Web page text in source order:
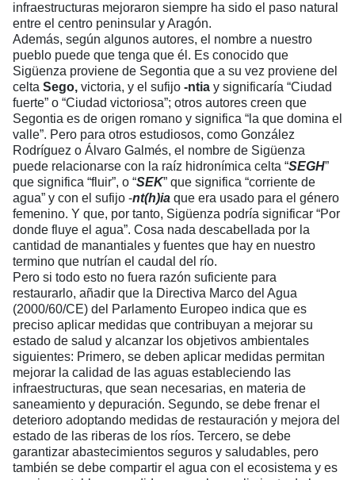
infraestructuras mejoraron siempre ha sido el paso natural
entre el centro peninsular y Aragón.
Además, según algunos autores, el nombre a nuestro
pueblo puede que tenga que él. Es conocido que
Sigüenza proviene de Segontia que a su vez proviene del
celta Sego, victoria, y el sufijo -ntia y significaría “Ciudad
fuerte” o “Ciudad victoriosa”; otros autores creen que
Segontia es de origen romano y significa “la que domina el
valle”. Pero para otros estudiosos, como González
Rodríguez o Álvaro Galmés, el nombre de Sigüenza
puede relacionarse con la raíz hidronímica celta “SEGH”
que significa “fluir”, o “SEK” que significa “corriente de
agua” y con el sufijo -nt(h)ia que era usado para el género
femenino. Y que, por tanto, Sigüenza podría significar “Por
donde fluye el agua”. Cosa nada descabellada por la
cantidad de manantiales y fuentes que hay en nuestro
termino que nutrían el caudal del río.
Pero si todo esto no fuera razón suficiente para
restaurarlo, añadir que la Directiva Marco del Agua
(2000/60/CE) del Parlamento Europeo indica que es
preciso aplicar medidas que contribuyan a mejorar su
estado de salud y alcanzar los objetivos ambientales
siguientes: Primero, se deben aplicar medidas permitan
mejorar la calidad de las aguas estableciendo las
infraestructuras, que sean necesarias, en materia de
saneamiento y depuración. Segundo, se debe frenar el
deterioro adoptando medidas de restauración y mejora del
estado de las riberas de los ríos. Tercero, se debe
garantizar abastecimientos seguros y saludables, pero
también se debe compartir el agua con el ecosistema y es